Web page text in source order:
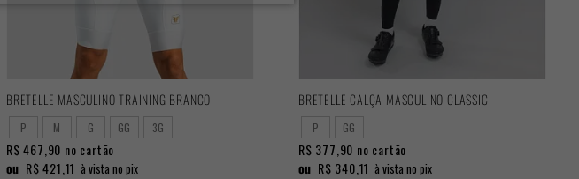
BRETELLE MASCULINO TRAINING BRANCO
P M G GG 3G
R$ 467,90 no cartão
ou R$ 421,11 à vista no pix
BRETELLE CALÇA MASCULINO CLASSIC
P GG
R$ 377,90 no cartão
ou R$ 340,11 à vista no pix